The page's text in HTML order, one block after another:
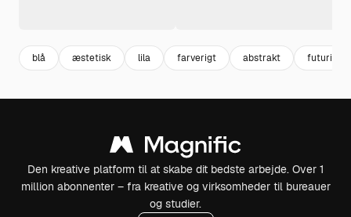
blå æstetisk lila farverigt abstrakt
Den kreative platform til at skabe dit bedste arbejde. Over 1
million abonnenter – fra kreative og virksomheder til bureauer
og studier.